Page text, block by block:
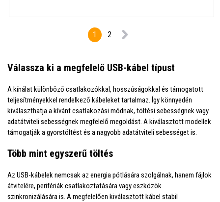
1 2
Válassza ki a megfelelő USB-kábel típust
A kínálat különböző csatlakozókkal, hosszúságokkal és támogatott
teljesítményekkel rendelkező kábeleket tartalmaz. Így könnyedén
kiválaszthatja a kívánt csatlakozási módnak, töltési sebességnek vagy
adatátviteli sebességnek megfelelő megoldást. A kiválasztott modellek
támogatják a gyorstöltést és a nagyobb adatátviteli sebességet is.
Több mint egyszerű töltés
Az USB-kábelek nemcsak az energia pótlására szolgálnak, hanem fájlok
átvitelére, perifériák csatlakoztatására vagy eszközök
szinkronizálására is. A megfelelően kiválasztott kábel stabil